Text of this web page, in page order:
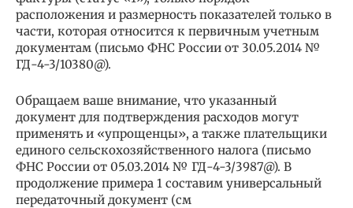
расположения и размерность показателей только в
части, которая относится к первичным учетным
документам (письмо ФНС России от 30.05.2014 №
ГД-4-3/10380@).
Обращаем ваше внимание, что указанный
документ для подтверждения расходов могут
применять и «упрощенцы», а также плательщики
единого сельскохозяйственного налога (письмо
ФНС России от 05.03.2014 № ГД-4-3/3987@). В
продолжение примера 1 составим универсальный
передаточный документ (см